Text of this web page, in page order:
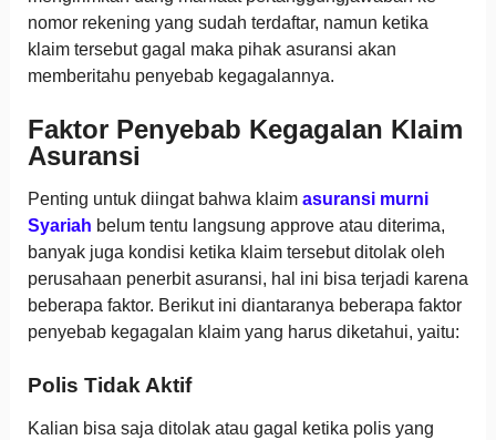
nomor rekening yang sudah terdaftar, namun ketika
klaim tersebut gagal maka pihak asuransi akan
memberitahu penyebab kegagalannya.
Faktor Penyebab Kegagalan Klaim
Asuransi
Penting untuk diingat bahwa klaim asuransi murni
Syariah belum tentu langsung approve atau diterima,
banyak juga kondisi ketika klaim tersebut ditolak oleh
perusahaan penerbit asuransi, hal ini bisa terjadi karena
beberapa faktor. Berikut ini diantaranya beberapa faktor
penyebab kegagalan klaim yang harus diketahui, yaitu:
Polis Tidak Aktif
Kalian bisa saja ditolak atau gagal ketika polis yang